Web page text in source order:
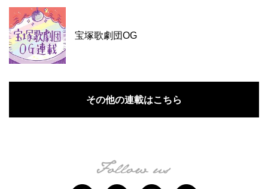
宝塚歌劇団OG
その他の連載はこちら